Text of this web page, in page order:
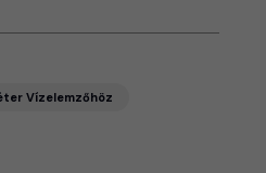
Vízelemzőhöz